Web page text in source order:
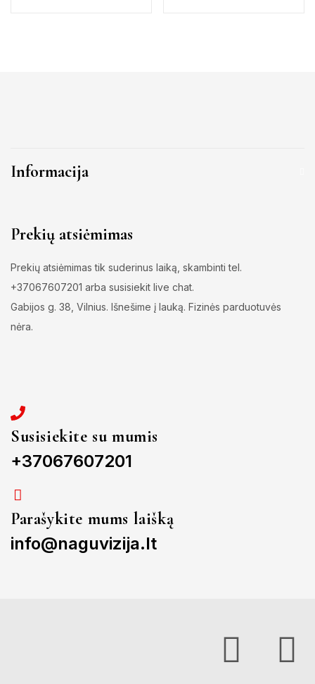
Informacija
Prekių atsiėmimas
Prekių atsiėmimas tik suderinus laiką, skambinti tel.
+37067607201 arba susisiekit live chat.
Gabijos g. 38, Vilnius. Išnešime į lauką. Fizinės parduotuvės
nėra.
Susisiekite su mumis
+37067607201
Parašykite mums laišką
info@naguvizija.lt